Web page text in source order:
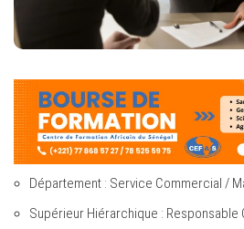
Département : Service Commercial /
Supérieur Hiérarchique : Responsable